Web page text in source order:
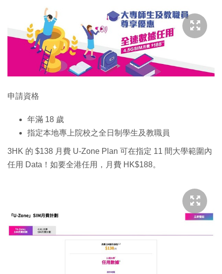
申請資格
年滿 18 歲
指定本地專上院校之全日制學生及教職員
3HK 的 $138 月費 U-Zone Plan 可在指定 11 間大學範圍內
任用 Data！如要全港任用，月費 HK$188。